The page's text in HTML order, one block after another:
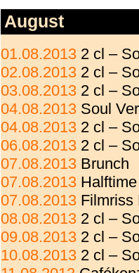
August
01.08.2013 2 cl –
02.08.2013 2 cl –
03.08.2013 2 cl –
04.08.2013 Soul
04.08.2013 2 cl –
06.08.2013 2 cl –
07.08.2013 Brunch
07.08.2013 Halftime
07.08.2013 Filmriss
08.08.2013 2 cl –
09.08.2013 2 cl –
10.08.2013 2 cl –